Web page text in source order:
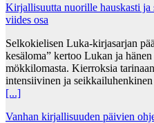
Kirjallisuutta nuorille hauskasti ja
viides osa
Selkokielisen Luka-kirjasarjan
kesäloma” kertoo Lukan ja
mökkilomasta. Kierroksia
intensiivinen ja
[...]
Vanhan kirjallisuuden päivien